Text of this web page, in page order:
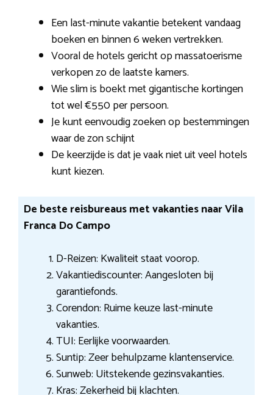
Een last-minute vakantie betekent vandaag
boeken en binnen 6 weken vertrekken.
Vooral de hotels gericht op massatoerisme
verkopen zo de laatste kamers.
Wie slim is boekt met gigantische kortingen
tot wel €550 per persoon.
Je kunt eenvoudig zoeken op bestemmingen
waar de zon schijnt
De keerzijde is dat je vaak niet uit veel hotels
kunt kiezen.
De beste reisbureaus met vakanties naar Vila
Franca Do Campo
D-Reizen: Kwaliteit staat voorop.
Vakantiediscounter: Aangesloten bij
garantiefonds.
Corendon: Ruime keuze last-minute
vakanties.
TUI: Eerlijke voorwaarden.
Suntip: Zeer behulpzame klantenservice.
Sunweb: Uitstekende gezinsvakanties.
Kras: Zekerheid bij klachten.